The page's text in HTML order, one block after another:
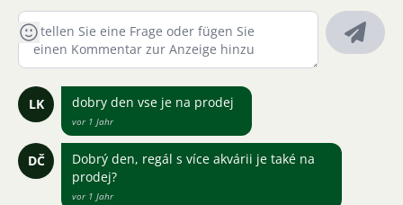
LK dobry den vse je na prodej
vor 1 Jahr
DČ
Dobrý den, regál s více akvárii je také na
prodej?
vor 1 Jahr